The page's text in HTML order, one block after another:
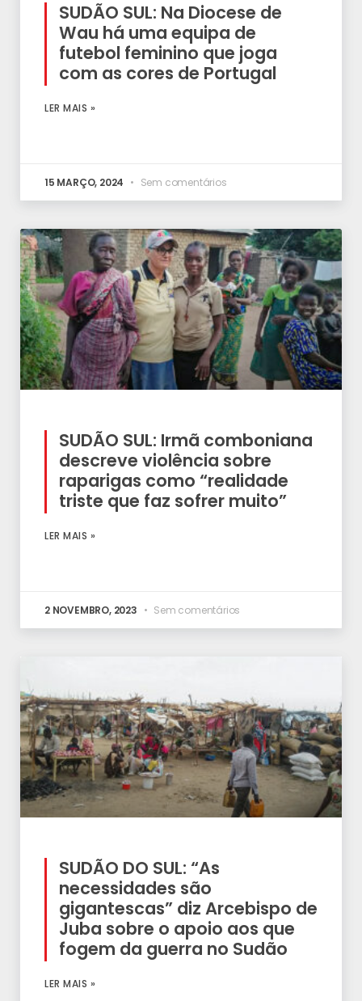
SUDÃO SUL: Na Diocese de
Wau há uma equipa de
futebol feminino que joga
com as cores de Portugal
LER MAIS »
15 MARÇO, 2024 Sem comentários
SUDÃO SUL: Irmã comboniana
descreve violência sobre
raparigas como “realidade
triste que faz sofrer muito”
LER MAIS »
2 NOVEMBRO, 2023 Sem comentários
SUDÃO DO SUL: “As
necessidades são
gigantescas” diz Arcebispo de
Juba sobre o apoio aos que
fogem da guerra no Sudão
LER MAIS »